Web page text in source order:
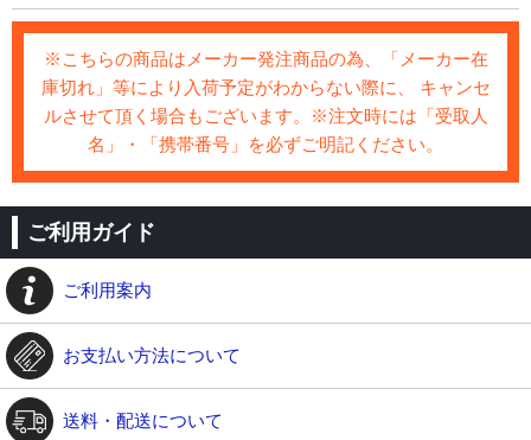
※こちらの商品はメーカー発注商品の為、「メーカー在
庫切れ」等により入荷予定がわからない際に、 キャンセ
ルさせて頂く場合もございます。※注文時には「受取人
名」・「携帯番号」を必ずご明記ください。
ご利用ガイド
ご利用案内
お支払い方法について
送料・配送について